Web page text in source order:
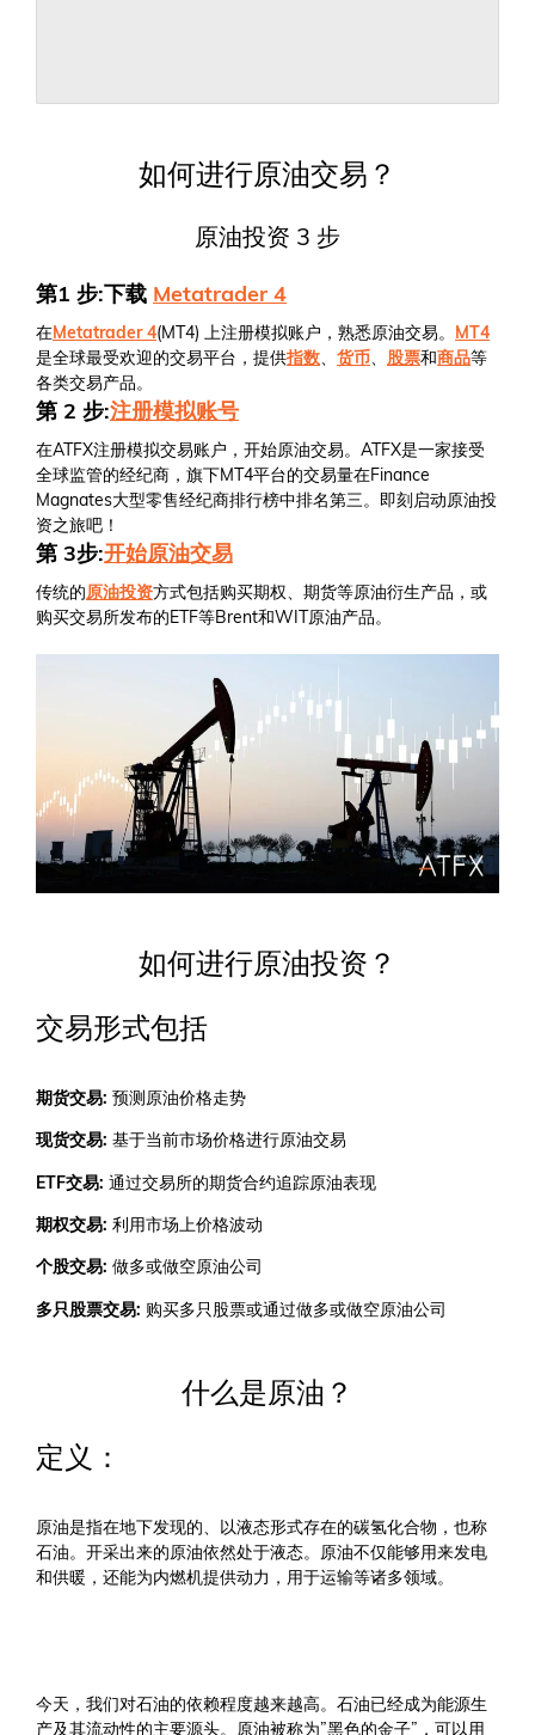
如何进行原油交易？
原油投资 3 步
第1 步:下载 Metatrader 4
在Metatrader 4(MT4) 上注册模拟账户，熟悉原油交易。 MT4
是全球最受欢迎的交易平台，提供指数、 货币、 股票和商品等
各类交易产品。
第 2 步:注册模拟账号
在ATFX注册模拟交易账户，开始原油交易。ATFX是一家接受
全球监管的经纪商，旗下MT4平台的交易量在Finance
Magnates大型零售经纪商排行榜中排名第三。即刻启动原油投
资之旅吧！
第 3步:开始原油交易
传统的原油投资方式包括购买期权、期货等原油衍生产品，或
购买交易所发布的ETF等Brent和WIT原油产品。
如何进行原油投资？
交易形式包括
期货交易: 预测原油价格走势
现货交易: 基于当前市场价格进行原油交易
ETF交易: 通过交易所的期货合约追踪原油表现
期权交易: 利用市场上价格波动
个股交易: 做多或做空原油公司
多只股票交易: 购买多只股票或通过做多或做空原油公司
什么是原油？
定义：
原油是指在地下发现的、以液态形式存在的碳氢化合物，也称
石油。开采出来的原油依然处于液态。原油不仅能够用来发电
和供暖，还能为内燃机提供动力，用于运输等诸多领域。
今天，我们对石油的依赖程度越来越高。石油已经成为能源生
产及其流动性的主要源头。原油被称为”黑色的金子”，可以用